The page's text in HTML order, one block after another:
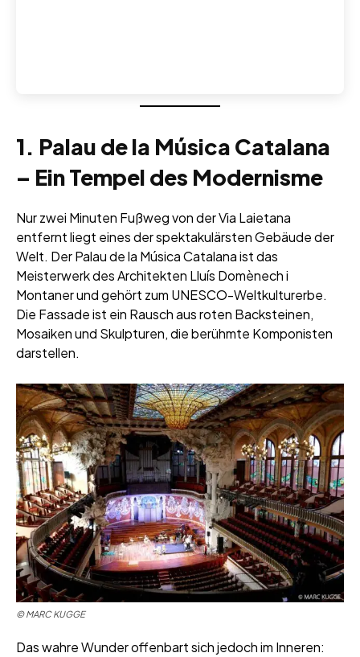
1. Palau de la Música Catalana
– Ein Tempel des Modernisme
Nur zwei Minuten Fußweg von der Via Laietana
entfernt liegt eines der spektakulärsten Gebäude der
Welt. Der Palau de la Música Catalana ist das
Meisterwerk des Architekten Lluís Domènech i
Montaner und gehört zum UNESCO-Weltkulturerbe.
Die Fassade ist ein Rausch aus roten Backsteinen,
Mosaiken und Skulpturen, die berühmte Komponisten
darstellen.
©MARC KUGGE
Das wahre Wunder offenbart sich jedoch im Inneren: